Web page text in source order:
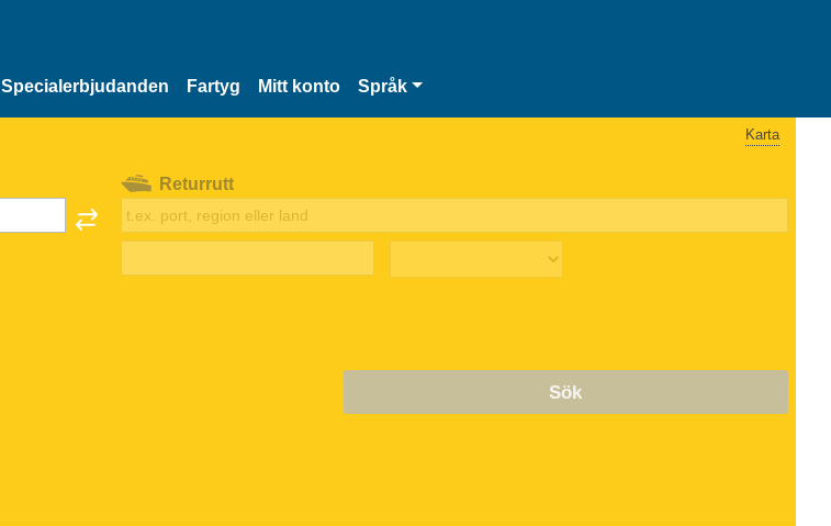
Specialerbjudanden Fartyg Mitt konto Språk
Karta
Returrutt
Sök